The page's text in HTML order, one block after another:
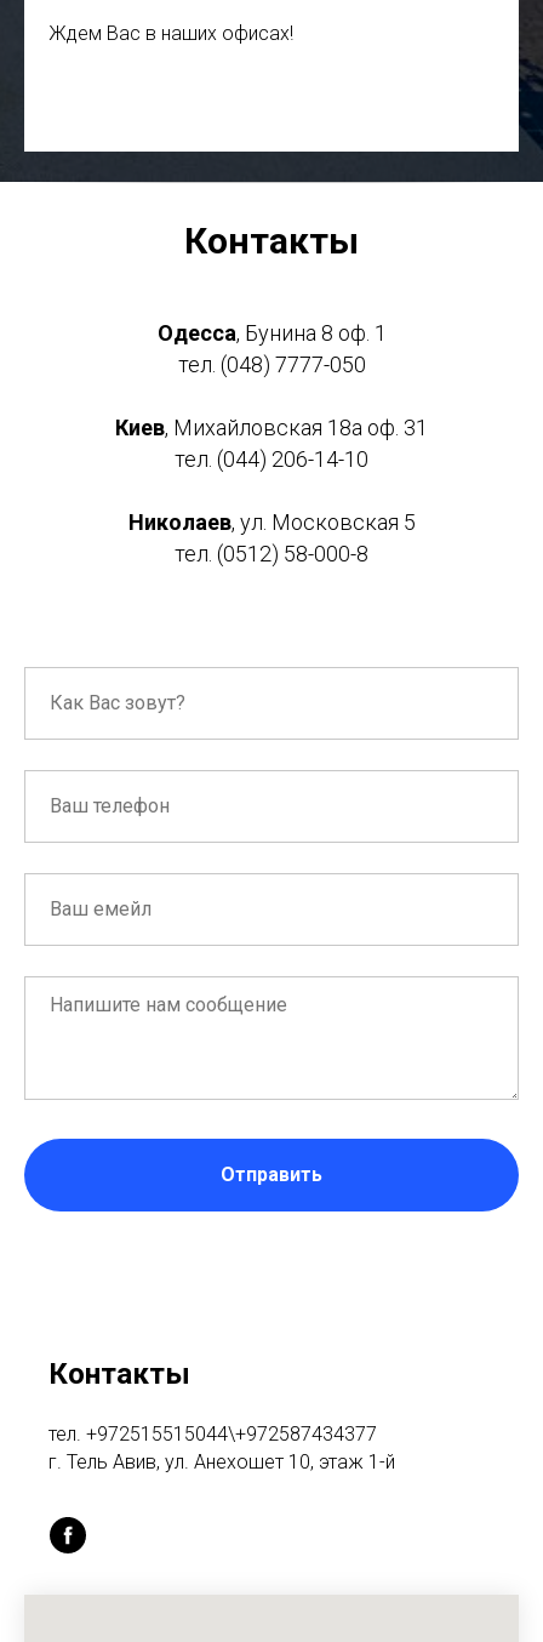
Ждем Вас в наших офисах!
Контакты
Одесса, Бунина 8 оф. 1
тел. (048) 7777-050
Киев, Михайловская 18а оф. 31
тел. (044) 206-14-10
Николаев, ул. Московская 5
тел. (0512) 58-000-8
Отправить
Контакты
тел. +972515515044\+972587434377
г. Тель Авив, ул. Анехошет 10, этаж 1-й